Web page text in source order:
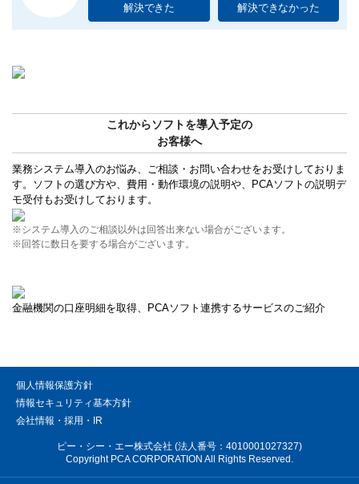
解決できた 解決できなかった
これからソフトを導入予定の
お客様へ
業務システム導入のお悩み、ご相談・お問い合わせをお受けしておりま
す。ソフトの選び方や、費用・動作環境の説明や、PCAソフトの説明デ
モ受付もお受けしております。
※システム導入のご相談以外は回答出来ない場合がございます。
※回答に数日を要する場合がございます。
金融機関の口座明細を取得、PCAソフト連携するサービスのご紹介
個人情報保護方針
情報セキュリティ基本方針
会社情報・採用・IR
ピー・シー・エー株式会社 (法人番号：4010001027327)
Copyright PCA CORPORATION All Rights Reserved.